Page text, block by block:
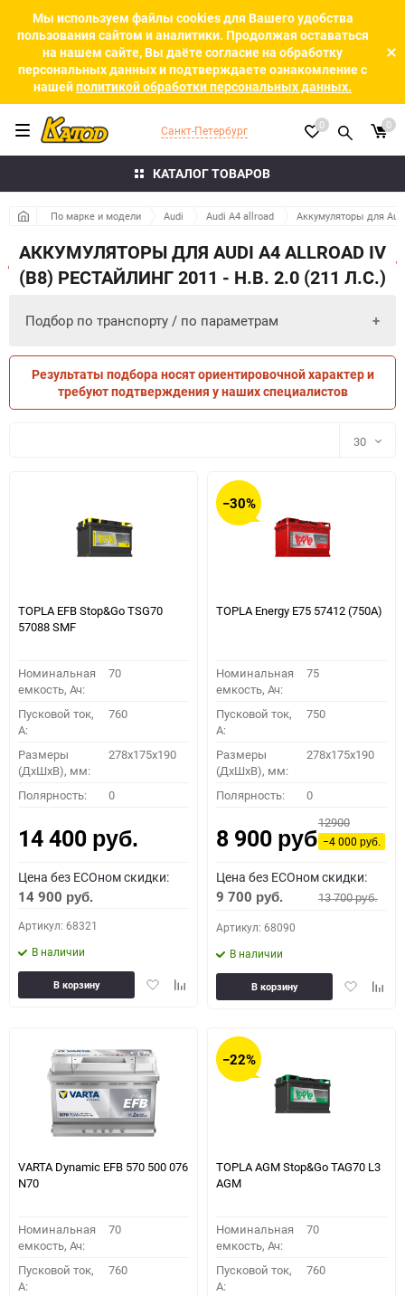
Мы используем файлы cookies для Вашего удобства
пользования сайтом и аналитики. Продолжая оставаться
на нашем сайте, Вы даёте согласие на обработку
персональных данных и подтверждаете ознакомление с
нашейполитикой обработки персональных данных.
КАТАЛОГ ТОВАРОВ
Санкт-Петербург 0 0
По марке и модели Audi Audi A4 allroad Аккумуляторы для
АККУМУЛЯТОРЫ ДЛЯ AUDI A4 ALLROAD IV
(B8) РЕСТАЙЛИНГ 2011 - Н.В. 2.0 (211 Л.С.)
Подбор по транспорту / по параметрам
ПО ТРАНСПОРТУ ПО ПАРАМЕТРАМ
ПОДОБРАТЬ
Как определить полярность?
0 - обратная 1 - прямая 3 - обратная 4 - прямая
Результаты подбора носят ориентировочной характер и
требуют подтверждения у наших специалистов
30
TOPLA EFB Stop&Go TSG70
57088 SMF
Номинальная
емкость, Ач:
70
Пусковой ток,
A:
760
Размеры
(ДхШхВ), мм:
278x175x190
Полярность: 0
14 400 руб.
Цена без ECOном скидки:
14 900 руб.
Артикул: 68321
В наличии
ДобавитьДобавить
В корзину
−30%
TOPLA Energy E75 57412 (750A)
Номинальная
емкость, Ач:
75
Пусковой ток,
A:
750
Размеры
(ДхШхВ), мм:
278x175x190
Полярность: 0
8 900 руб.
12900
−4 000руб.
Цена без ECOном скидки:
9 700 руб. 13 700руб.
Артикул: 68090
В наличии
Добавить
В корзину
VARTA Dynamic EFB 570 500 076
N70
Номинальная
емкость, Ач:
70
Пусковой ток,
A:
760
−22%
TOPLA AGM Stop&Go TAG70 L3
AGM
Номинальная
емкость, Ач:
70
Пусковой ток,
A:
760